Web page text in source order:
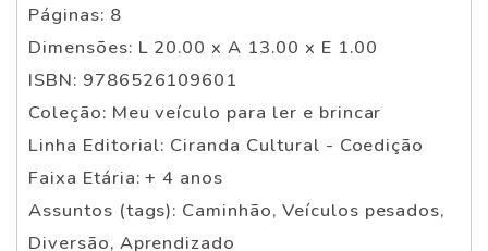
Páginas: 8
Dimensões: L 20.00 x A 13.00 x E 1.00
ISBN: 9786526109601
Coleção: Meu veículo para ler e brincar
Linha Editorial: Ciranda Cultural - Coedição
Faixa Etária: + 4 anos
Assuntos (tags): Caminhão, Veículos pesados,
Diversão, Aprendizado